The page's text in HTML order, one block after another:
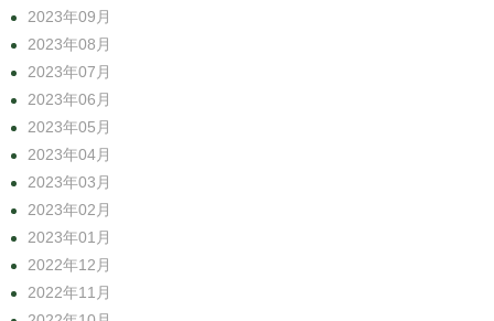
2023年09月
2023年08月
2023年07月
2023年06月
2023年05月
2023年04月
2023年03月
2023年02月
2023年01月
2022年12月
2022年11月